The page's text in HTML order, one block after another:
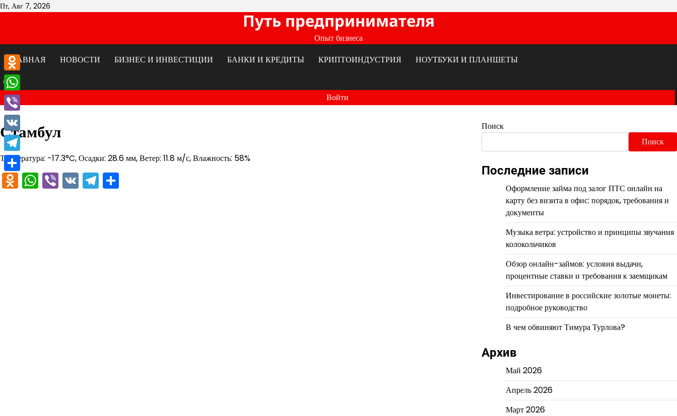
Перейти
Пт, Авг 7, 2026
Путь предпринимателя
Опыт бизнеса
ГЛАВНАЯ
НОВОСТИ БИЗНЕС И ИНВЕСТИЦИИ БАНКИ И КРЕДИТЫ КРИПТОИНДУСТРИЯ НОУТБУКИ И ПЛАНШЕТЫ
Войти
Стамбул
Температура: -17.3°C, Осадки: 28.6 мм, Ветер: 11.8 м/с, Влажность: 58%
Odnoklassniki
WhatsApp
Viber
VKTelegram
Поиск
Поиск
Последние записи
Оформление займа под залог ПТС онлайн на
карту без визита в офис: порядок, требования и
документы
Музыка ветра: устройство и принципы звучания
колокольчиков
Обзор онлайн-займов: условия выдачи,
процентные ставки и требования к заемщикам
Инвестирование в российские золотые монеты:
подробное руководство
В чем обвиняют Тимура Турлова?
Архив
Май 2026
Апрель 2026
Март 2026
Odnoklassniki
WhatsApp
Viber
VK
Telegram
Отправить